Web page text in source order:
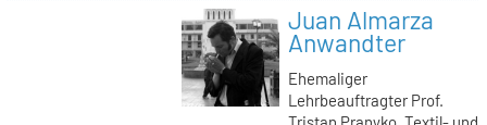
Juan Almarza
Anwandter
Ehemaliger
Lehrbeauftragter Prof.